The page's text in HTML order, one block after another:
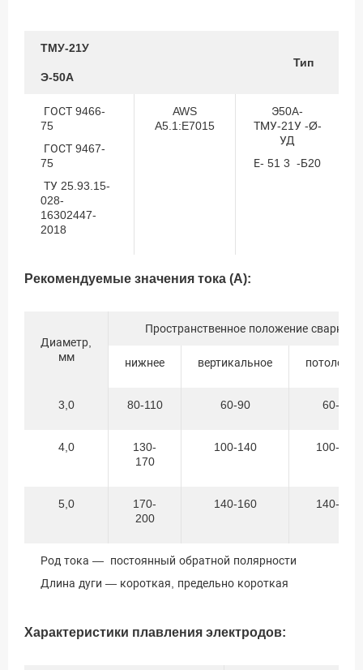
ТМУ-21У
Тип
Э-50А
ГОСТ 9466-
75
ГОСТ 9467-
75
ТУ 25.93.15-
028-
16302447-
2018
AWS
A5.1:E7015
Э50А-
ТМУ-21У -Ø-
УД
Е- 51 3 -Б20
Рекомендуемые значения тока (А):
Диаметр,
мм
Пространственное положение сварки
нижнее вертикальное
3,0 80-110 60-90 60-90
4,0
130-
170
100-140 100-140
5,0
170-
200
140-160 140-160
Род тока — постоянный обратной полярности
Длина дуги — короткая, предельно короткая
Характеристики плавления электродов: